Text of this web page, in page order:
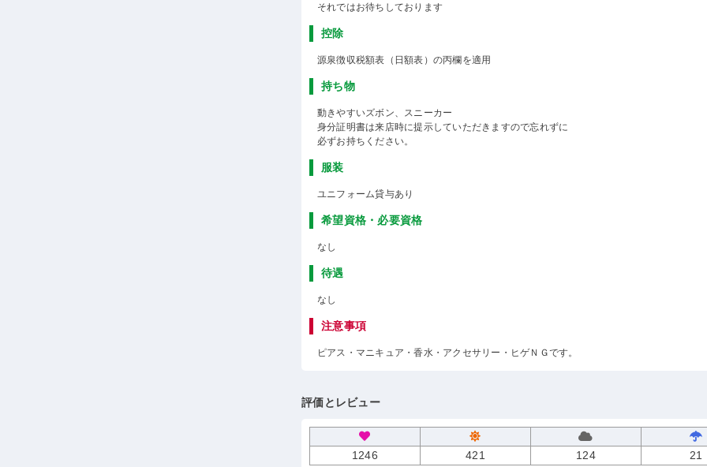
それではお待ちしております
控除
源泉徴収税額表（日額表）の丙欄を適用
持ち物
動きやすいズボン、スニーカー
身分証明書は来店時に提示していただきますので忘れずに
必ずお持ちください。
服装
ユニフォーム貸与あり
希望資格・必要資格
なし
待遇
なし
注意事項
ピアス・マニキュア・香水・アクセサリー・ヒゲＮＧです。
評価とレビュー
1246 421 124 21